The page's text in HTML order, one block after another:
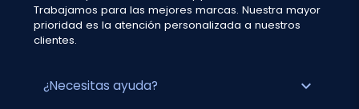
Trabajamos para las mejores marcas. Nuestra mayor
prioridad es la atención personalizada a nuestros
clientes.
¿Necesitas ayuda? expand_more